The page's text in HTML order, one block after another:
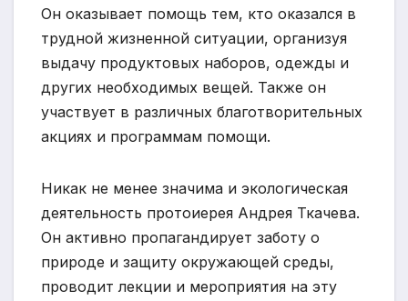
Он оказывает помощь тем, кто оказался в
трудной жизненной ситуации, организуя
выдачу продуктовых наборов, одежды и
других необходимых вещей. Также он
участвует в различных благотворительных
акциях и программам помощи.
Никак не менее значима и экологическая
деятельность протоиерея Андрея Ткачева.
Он активно пропагандирует заботу о
природе и защиту окружающей среды,
проводит лекции и мероприятия на эту